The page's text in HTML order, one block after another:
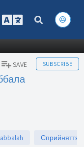
SAVE SUBSCRIBE
Сприйняття